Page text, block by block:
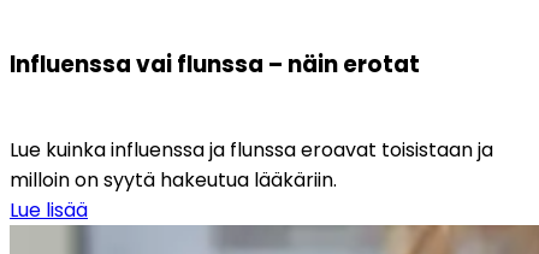
Influenssa vai flunssa – näin erotat
Lue kuinka influenssa ja flunssa eroavat toisistaan ja
milloin on syytä hakeutua lääkäriin.
Lue lisää